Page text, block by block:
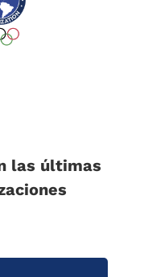
las últimas